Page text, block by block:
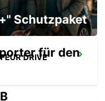
DRIVE
Schutzpaket
für den